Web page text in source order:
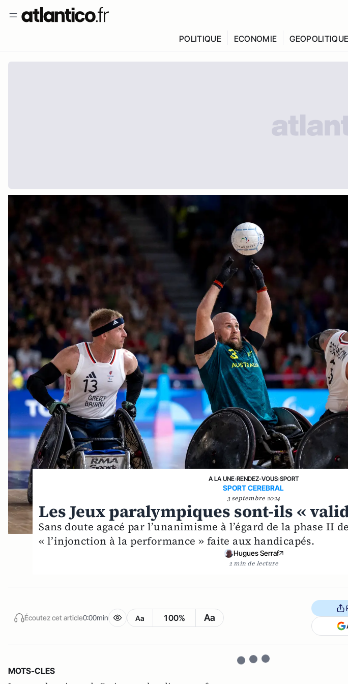
POLITIQUE ECONOMIE GEOPOLITIQUE
A LA UNE›RENDEZ-VOUS›SPORT
SPORT CEREBRAL
3 septembre 2024
Les Jeux paralympiques sont-ils «
Sans doute agacé par l’unanimisme à l’égard de la phase II
« l’injonction à la performance » faite aux handicapés.
Hugues Serraf
2 min de lecture
Écoutez cet article0:00min Aa 100% Aa
MOTS-CLES